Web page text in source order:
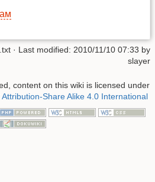
· Last modified: 2010/11/10 07:33 by
slayer
content on this wiki is licensed under
Attribution-Share Alike 4.0 International